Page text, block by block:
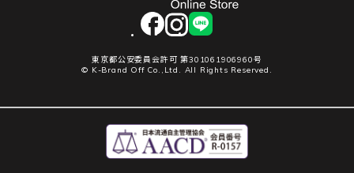
facebookinstagram
LINE
東京都公安委員会許可 第301061906960号
© K-Brand Off Co.,Ltd. All Rights Reserved.